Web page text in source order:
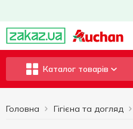
Каталог товарів
Головна Гігієна та догляд